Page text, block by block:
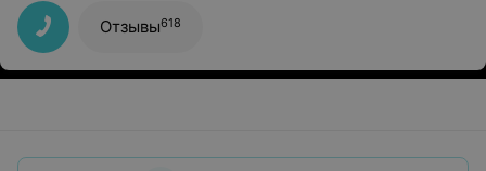
грамотный и ответственный доктор!
Отзывы618